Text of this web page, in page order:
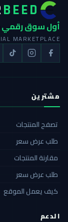
BEED
أول سوق رقمي
MARKETPLACE
مشترين
تصفح المنتجات
طلب عرض سعر
مقارنة المنتجات
طلب عرض سعر
كيف يعمل الموقع
الدعم